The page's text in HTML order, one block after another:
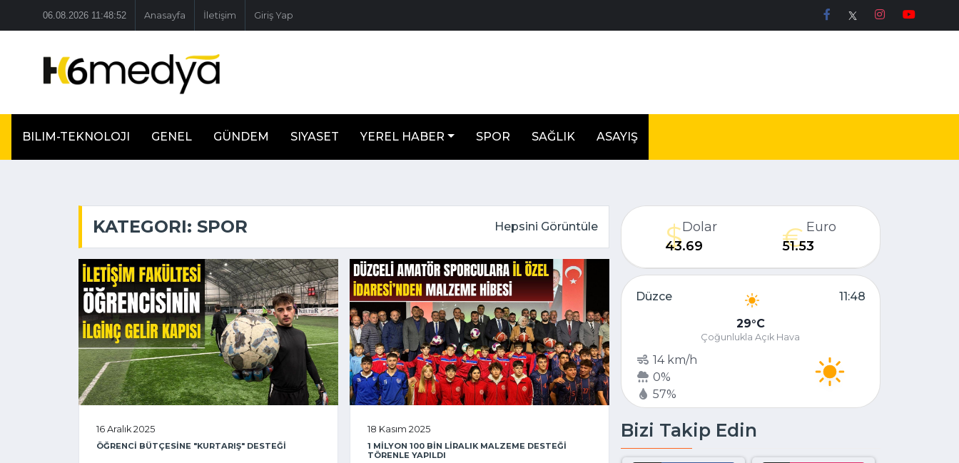
06.08.2026 11:48:53 Anasayfa İletişim Giriş Yap
BILIM-TEKNOLOJI GENEL GÜNDEM SIYASET YEREL HABER SPOR SAĞLIK ASAYIŞ
KATEGORI: SPOR Hepsini Görüntüle
16 Aralık 2025
ÖĞRENCİ BÜTÇESİNE "KURTARIŞ" DESTEĞİ
18 Kasım 2025
1 MİLYON 100 BİN LİRALIK MALZEME DESTEĞİ
TÖRENLE YAPILDI
Dolar
43.69
Euro
51.53
Düzce
11:48
29 C
Çoğunlukla Açık Hava
14 km/h
0%
57%
Bizi Takip Edin